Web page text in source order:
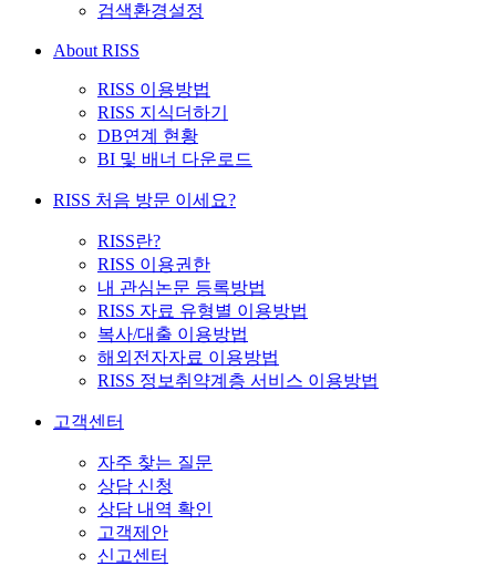
검색환경설정
About RISS
RISS 이용방법
RISS 지식더하기
DB연계 현황
BI 및 배너 다운로드
RISS 처음 방문 이세요?
RISS란?
RISS 이용권한
내 관심논문 등록방법
RISS 자료 유형별 이용방법
복사/대출 이용방법
해외전자자료 이용방법
RISS 정보취약계층 서비스 이용방법
고객센터
자주 찾는 질문
상담 신청
상담 내역 확인
고객제안
신고센터